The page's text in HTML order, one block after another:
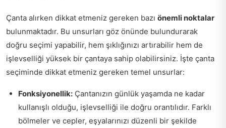
Çanta alırken dikkat etmeniz gereken bazı önemli noktalar
bulunmaktadır. Bu unsurları göz önünde bulundurarak
doğru seçimi yapabilir, hem şıklığınızı artırabilir hem de
işlevselliği yüksek bir çantaya sahip olabilirsiniz. İşte çanta
seçiminde dikkat etmeniz gereken temel unsurlar:
Fonksiyonellik: Çantanızın günlük yaşamda ne kadar
kullanışlı olduğu, işlevselliği ile doğru orantılıdır. Farklı
bölmeler ve cepler, eşyalarınızı düzenli bir şekilde